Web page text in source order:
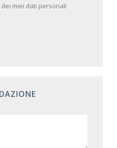
miei dati personali